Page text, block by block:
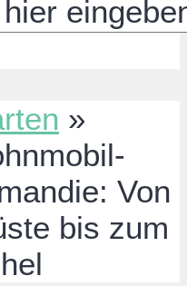
»
Von
bis zum